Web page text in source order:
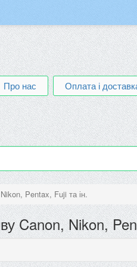
Про нас Оплата і
Pentax, Fuji та ін.
Nikon,